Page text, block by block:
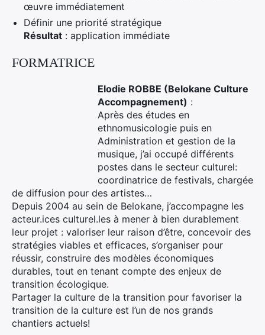
œuvre immédiatement
Définir une priorité stratégique
Résultat : application immédiate
FORMATRICE
Elodie ROBBE (Belokane Culture
Accompagnement) :
Après des études en
ethnomusicologie puis en
Administration et gestion de la
musique, j’ai occupé différents
postes dans le secteur culturel:
coordinatrice de festivals, chargée
de diffusion pour des artistes…
Depuis 2004 au sein de Belokane, j’accompagne les
acteur.ices culturel.les à mener à bien durablement
leur projet : valoriser leur raison d’être, concevoir des
stratégies viables et efficaces, s’organiser pour
réussir, construire des modèles économiques
durables, tout en tenant compte des enjeux de
transition écologique.
Partager la culture de la transition pour favoriser la
transition de la culture est l’un de nos grands
chantiers actuels!